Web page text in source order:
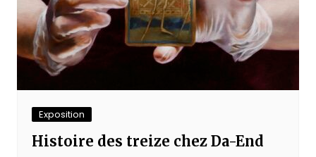
Exposition
Histoire des treize chez Da-End